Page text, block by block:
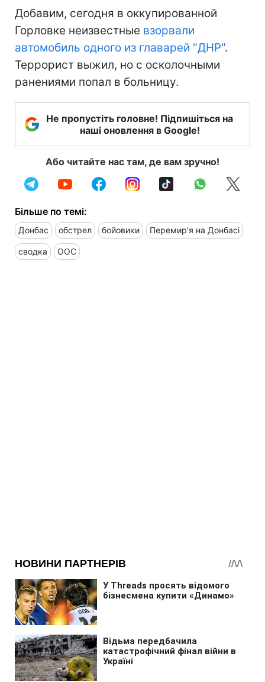
Добавим, сегодня в оккупированной
Горловке неизвестные взорвали
автомобиль одного из главарей "ДНР".
Террорист выжил, но с осколочными
ранениями попал в больницу.
Не пропустіть головне! Підпишіться на
наші оновлення в Google!
Або читайте нас там, де вам зручно!
Більше по темі:
Донбас обстрел бойовики Перемир'я на Донбасі
сводка ООС